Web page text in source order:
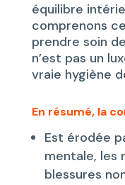
équilibre
comprenons
prendre soin
n’est pas un
vraie hygiène
En résumé, la
Est érodée
mentale, les
blessures